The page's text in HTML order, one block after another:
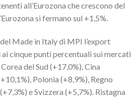
all’Eurozona che crescono del
si fermano sul +1,5%.
Made in Italy di MPI l’export
cinque punti percentuali sui mercati
del Sud (+17,0%), Cina
Polonia (+8,9%), Regno
e Svizzera (+5,7%). Ristagna